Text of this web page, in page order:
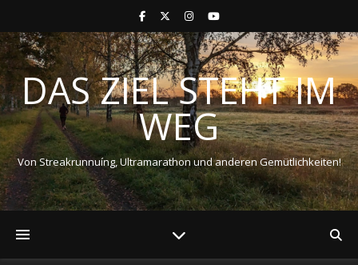
DAS ZIEL STEHT IM
WEG
Von Streakrunnuíng, Ultramarathon und anderen Gemütlichkeiten!